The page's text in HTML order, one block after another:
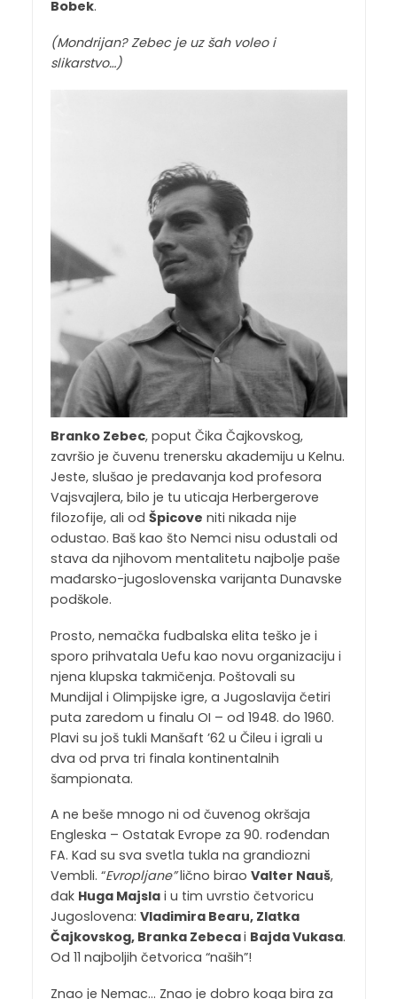
Bobek.
(Mondrijan? Zebec je uz šah voleo i
slikarstvo…)
Branko Zebec, poput Čika Čajkovskog,
završio je čuvenu trenersku akademiju u Kelnu.
Jeste, slušao je predavanja kod profesora
Vajsvajlera, bilo je tu uticaja Herbergerove
filozofije, ali od Špicove niti nikada nije
odustao. Baš kao što Nemci nisu odustali od
stava da njihovom mentalitetu najbolje paše
mađarsko-jugoslovenska varijanta Dunavske
podškole.
Prosto, nemačka fudbalska elita teško je i
sporo prihvatala Uefu kao novu organizaciju i
njena klupska takmičenja. Poštovali su
Mundijal i Olimpijske igre, a Jugoslavija četiri
puta zaredom u finalu OI – od 1948. do 1960.
Plavi su još tukli Manšaft ’62 u Čileu i igrali u
dva od prva tri finala kontinentalnih
šampionata.
A ne beše mnogo ni od čuvenog okršaja
Engleska – Ostatak Evrope za 90. rođendan
FA. Kad su sva svetla tukla na grandiozni
Vembli. “Evropljane”lično birao Valter Nauš,
đak Huga Majslai u tim uvrstio četvoricu
Jugoslovena: Vladimira Bearu, Zlatka
Čajkovskog, Branka Zebecai Bajda Vukasa.
Od 11 najboljih četvorica “naših”!
Znao je Nemac… Znao je dobro koga bira za